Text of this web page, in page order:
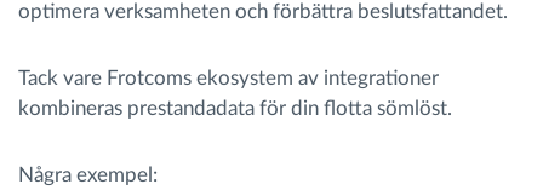
optimera verksamheten och förbättra beslutsfattandet.
Tack vare Frotcoms ekosystem av integrationer
kombineras prestandadata för din flotta sömlöst.
Några exempel: